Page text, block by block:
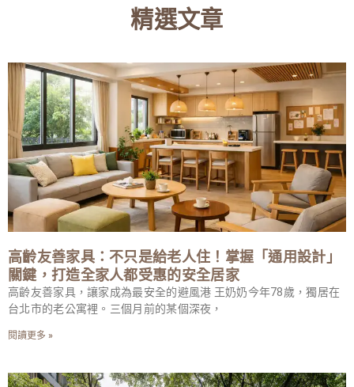
精選文章
高齡友善家具：不只是給老人住！掌握「通用設計」
關鍵，打造全家人都受惠的安全居家
高齡友善家具，讓家成為最安全的避風港 王奶奶今年78歲，獨居在
台北市的老公寓裡。三個月前的某個深夜，
閱讀更多 »